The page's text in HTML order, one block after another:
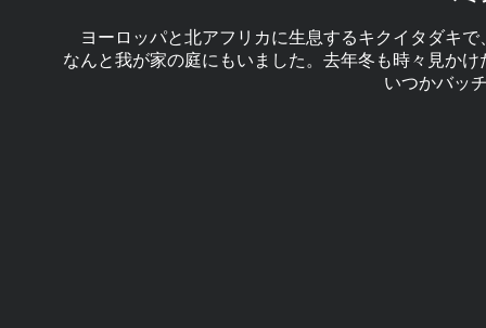
ヨーロッパと北アフリカに生息するキクイタダキ
なんと我が家の庭にもいました。去年冬も時々見か
いつかバッ